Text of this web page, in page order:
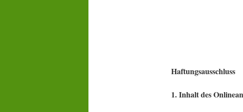
Haftungsausschluss
1. Inhalt des